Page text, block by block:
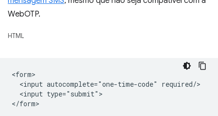
WebOTP.
HTML
<form>
  <input autocomplete="one-time-code" required/>
  <input type="submit">